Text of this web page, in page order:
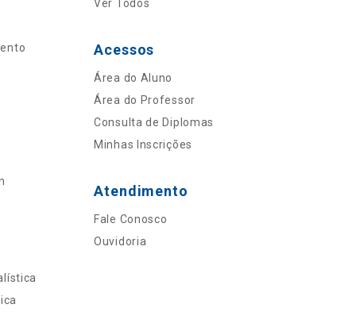
Ver Todos
Acessos
Área do Aluno
Área do Professor
Consulta de Diplomas
Minhas Inscrições
Atendimento
Fale Conosco
Ouvidoria